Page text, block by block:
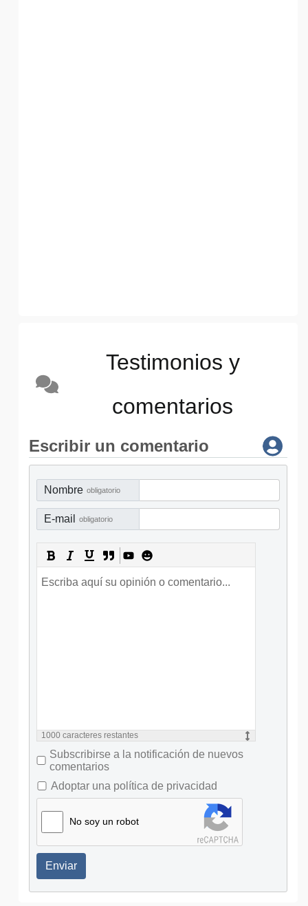
Testimonios y
comentarios
Escribir un comentario
Nombre obligatorio
E-mail obligatorio
1000 caracteres restantes
Subscribirse a la notificación de nuevos
comentarios
Adoptar una política de privacidad
No soy un robot
Enviar